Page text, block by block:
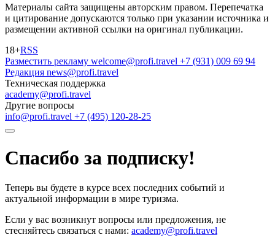
Материалы сайта защищены авторским правом. Перепечатка
и цитирование допускаются только при указании источника и
размещении активной ссылки на оригинал публикации.
18+RSS
Разместить рекламу welcome@profi.travel +7 (931) 009 69 94
Редакция news@profi.travel
Техническая поддержка
academy@profi.travel
Другие вопросы
info@profi.travel +7 (495) 120-28-25
Спасибо за подписку!
Теперь вы будете в курсе всех последних событий и
актуальной информации в мире туризма.
Если у вас возникнут вопросы или предложения, не
стесняйтесь связаться с нами: academy@profi.travel